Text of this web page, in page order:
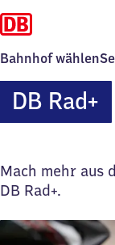
Bahnhof wählen
DB Rad+
Mach mehr aus
DB Rad+.